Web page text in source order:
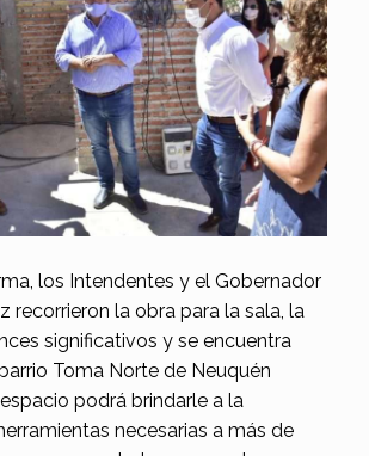
los Intendentes y el Gobernador
recorrieron la obra para la sala, la
significativos y se encuentra
Toma Norte de Neuquén
podrá brindarle a la
necesarias a más de